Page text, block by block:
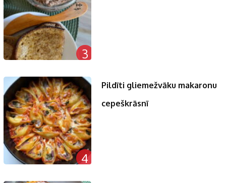
3
4
Pildīti gliemežvāku makaronu
cepeškrāsnī